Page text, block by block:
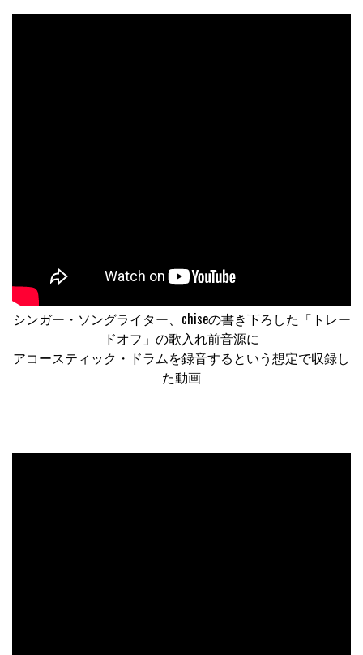
シンガー・ソングライター、chiseの書き下ろした「トレー
ドオフ」の歌入れ前音源に
アコースティック・ドラムを録音するという想定で収録し
た動画